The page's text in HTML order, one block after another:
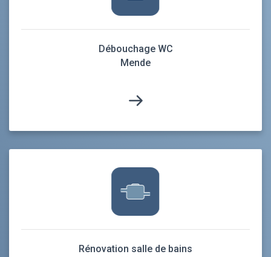
Débouchage WC
Mende
Rénovation salle de bains